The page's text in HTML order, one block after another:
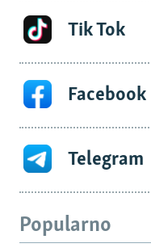
Tik Tok
Facebook
Telegram
Popularno